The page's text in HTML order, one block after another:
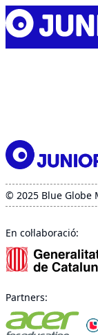
Skip
to
content
Junior
Report
© 2025 Blue Globe
En col·laboració:
Partners: